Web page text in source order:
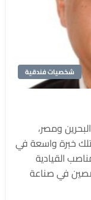
شخصيات فندقية
ومصر،
خبرة واسعة في
القيادية
في صناعة